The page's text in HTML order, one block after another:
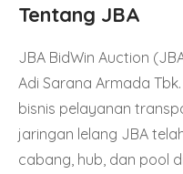
Tentang JBA
JBA BidWin Auction
Adi Sarana Armada
bisnis pelayanan
jaringan lelang JBA
cabang, hub, dan pool